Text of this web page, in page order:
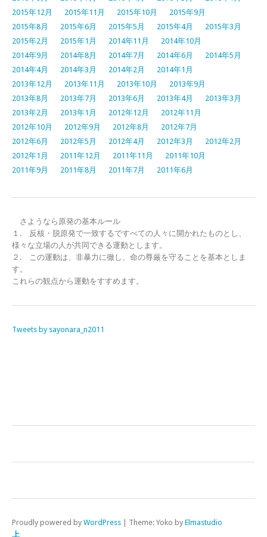
2015年12月
2015年11月 2015年10月
2015年9月
2015年8月
2015年6月 2015年5月 2015年4月
2015年3月
2015年2月
2015年1月 2014年11月
2014年10月
2014年9月
2014年8月 2014年7月 2014年6月
2014年5月
2014年4月
2014年3月 2014年2月
2014年1月
2013年12月
2013年11月 2013年10月
2013年9月
2013年8月
2013年7月 2013年6月 2013年4月
2013年3月
2013年2月
2013年1月 2012年12月
2012年11月
2012年10月
2012年9月 2012年8月
2012年7月
2012年6月
2012年5月 2012年4月 2012年3月
2012年2月
2012年1月
2011年12月 2011年11月
2011年10月
2011年9月
2011年8月 2011年7月 2011年6月
さようなら原発の基本ルール
１. 反核・脱原発で一致するですべての人々に開かれたものとし、
様々な立場の人が共同できる運動とします。
２. この運動は、非暴力に徹し、命の尊厳を守ることを基本としま
す。
これらの観点から運動をすすめます。
Tweets by sayonara_n2011
Proudly powered by WordPress Theme: Yoko by Elmastudio
上